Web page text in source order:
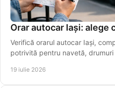
Orar autocar Iași: alege
Verifică orarul autocar Iași,
potrivită pentru navetă,
19 iulie 2026